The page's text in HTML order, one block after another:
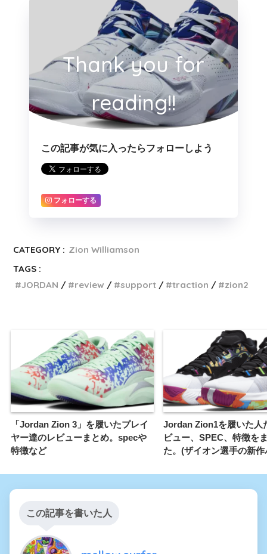
Thank you for
reading!!
この記事が気に入ったらフォローしよう
フォローする
CATEGORY : Zion Williamson
TAGS :
JORDAN
review support traction zion2
「Jordan Zion 3」を履いたプレイ
ヤー達のレビューまとめ。specや
特徴など
Jordan Zion1を履いた人
ビュー、SPEC、特徴を
た。(ザイオン選手の新
この記事を書いた人